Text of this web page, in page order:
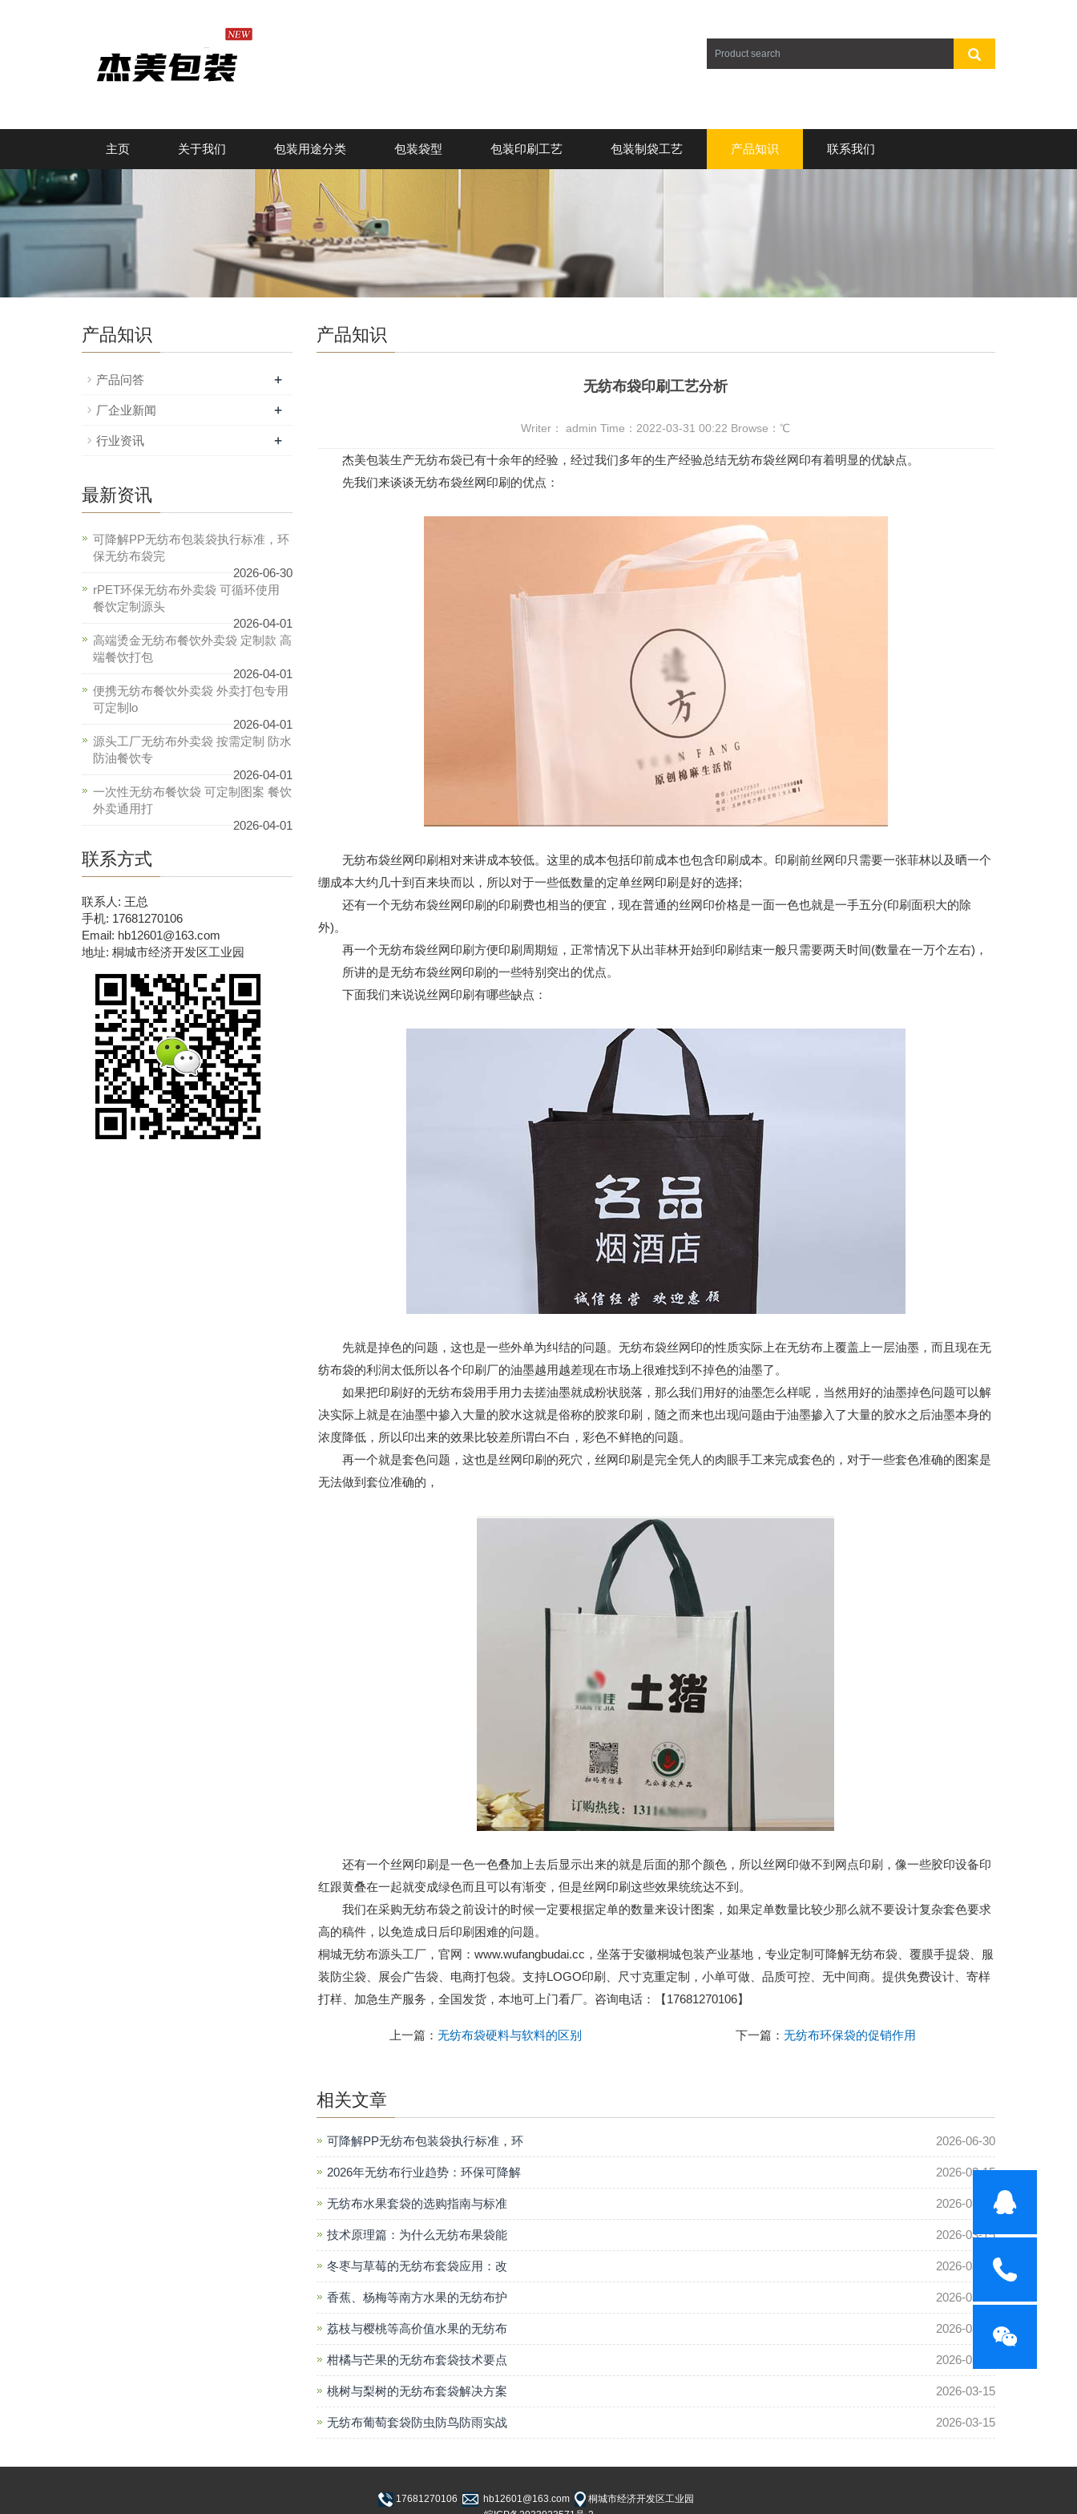
主页 关于我们 包装用途分类 包装袋型 包装印刷工艺 包装制袋工艺 产品知识 联系我们
产品知识
无纺布袋印刷工艺分析
Writer： admin Time：2022-03-31 00:22 Browse：℃
杰美包装生产无纺布袋已有十余年的经验，经过我们多年的生产经验总结无纺布袋丝网印有着明显的优缺点。
先我们来谈谈无纺布袋丝网印刷的优点：
无纺布袋丝网印刷相对来讲成本较低。这里的成本包括印前成本也包含印刷成本。印刷前丝网印只需要一张菲林以及晒一个
绷成本大约几十到百来块而以，所以对于一些低数量的定单丝网印刷是好的选择;
还有一个无纺布袋丝网印刷的印刷费也相当的便宜，现在普通的丝网印价格是一面一色也就是一手五分(印刷面积大的除
外)。
再一个无纺布袋丝网印刷方便印刷周期短，正常情况下从出菲林开始到印刷结束一般只需要两天时间(数量在一万个左右)，
所讲的是无纺布袋丝网印刷的一些特别突出的优点。
下面我们来说说丝网印刷有哪些缺点：
先就是掉色的问题，这也是一些外单为纠结的问题。无纺布袋丝网印的性质实际上在无纺布上覆盖上一层油墨，而且现在无
纺布袋的利润太低所以各个印刷厂的油墨越用越差现在市场上很难找到不掉色的油墨了。
如果把印刷好的无纺布袋用手用力去搓油墨就成粉状脱落，那么我们用好的油墨怎么样呢，当然用好的油墨掉色问题可以解
决实际上就是在油墨中掺入大量的胶水这就是俗称的胶浆印刷，随之而来也出现问题由于油墨掺入了大量的胶水之后油墨本身的
浓度降低，所以印出来的效果比较差所谓白不白，彩色不鲜艳的问题。
再一个就是套色问题，这也是丝网印刷的死穴，丝网印刷是完全凭人的肉眼手工来完成套色的，对于一些套色准确的图案是
无法做到套位准确的，
还有一个丝网印刷是一色一色叠加上去后显示出来的就是后面的那个颜色，所以丝网印做不到网点印刷，像一些胶印设备印
红跟黄叠在一起就变成绿色而且可以有渐变，但是丝网印刷这些效果统统达不到。
我们在采购无纺布袋之前设计的时候一定要根据定单的数量来设计图案，如果定单数量比较少那么就不要设计复杂套色要求
高的稿件，以免造成日后印刷困难的问题。
桐城无纺布源头工厂，官网：www.wufangbudai.cc，坐落于安徽桐城包装产业基地，专业定制可降解无纺布袋、覆膜手提袋、服
装防尘袋、展会广告袋、电商打包袋。支持LOGO印刷、尺寸克重定制，小单可做、品质可控、无中间商。提供免费设计、寄样
打样、加急生产服务，全国发货，本地可上门看厂。咨询电话：【17681270106】
上一篇：无纺布袋硬料与软料的区别 下一篇： 无纺布环保袋的促销作用
相关文章
可降解PP无纺布包装袋执行标准，环 2026-06-30
2026年无纺布行业趋势：环保可降解 2026-03-15
无纺布水果套袋的选购指南与标准 2026-03-15
技术原理篇：为什么无纺布果袋能 2026-03-15
冬枣与草莓的无纺布套袋应用：改 2026-03-15
香蕉、杨梅等南方水果的无纺布护 2026-03-15
荔枝与樱桃等高价值水果的无纺布 2026-03-15
柑橘与芒果的无纺布套袋技术要点 2026-03-15
桃树与梨树的无纺布套袋解决方案 2026-03-15
无纺布葡萄套袋防虫防鸟防雨实战 2026-03-15
产品知识
产品问答 +
厂企业新闻 +
行业资讯 +
最新资讯
可降解PP无纺布包装袋执行标准，环
保无纺布袋完
2026-06-30
rPET环保无纺布外卖袋 可循环使用
餐饮定制源头
2026-04-01
高端烫金无纺布餐饮外卖袋 定制款 高
端餐饮打包
2026-04-01
便携无纺布餐饮外卖袋 外卖打包专用
可定制lo
2026-04-01
源头工厂无纺布外卖袋 按需定制 防水
防油餐饮专
2026-04-01
一次性无纺布餐饮袋 可定制图案 餐饮
外卖通用打
2026-04-01
联系方式
联系人: 王总
手机: 17681270106
Email: hb12601@163.com
地址: 桐城市经济开发区工业园
17681270106 hb12601@163.com
桐城市经济开发区工业园